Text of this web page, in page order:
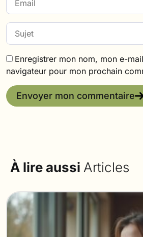
Enregistrer mon nom, mon e-
navigateur pour mon prochain
Envoyer mon commentaire
À lire aussi Articles